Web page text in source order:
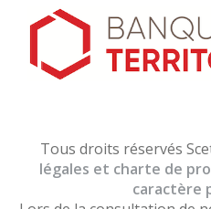
Tous droits réservés
légales et charte de
caractère